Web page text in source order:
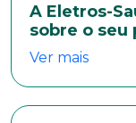
A Eletros-
sobre o seu
Ver mais